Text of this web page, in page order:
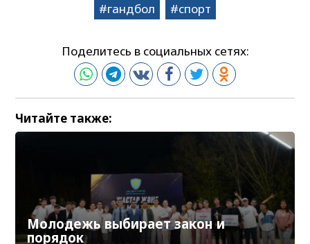
гандбол
спорт
Поделитесь в социальных сетях:
Читайте также:
Молодежь выбирает закон и
порядок